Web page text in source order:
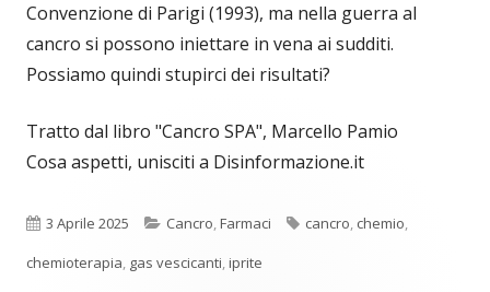
Convenzione di Parigi (1993), ma nella guerra al
cancro si possono iniettare in vena ai sudditi.
Possiamo quindi stupirci dei risultati?
Tratto dal libro "Cancro SPA", Marcello Pamio
Cosa aspetti, unisciti a Disinformazione.it
Pubblicato
3 Aprile 2025 Categorie
Cancro,Farmaci Tag
cancro, chemio,
chemioterapia, gas vescicanti,iprite